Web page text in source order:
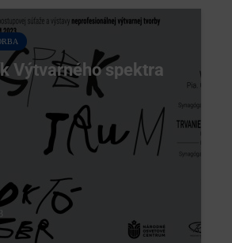
Výtvarného spektra